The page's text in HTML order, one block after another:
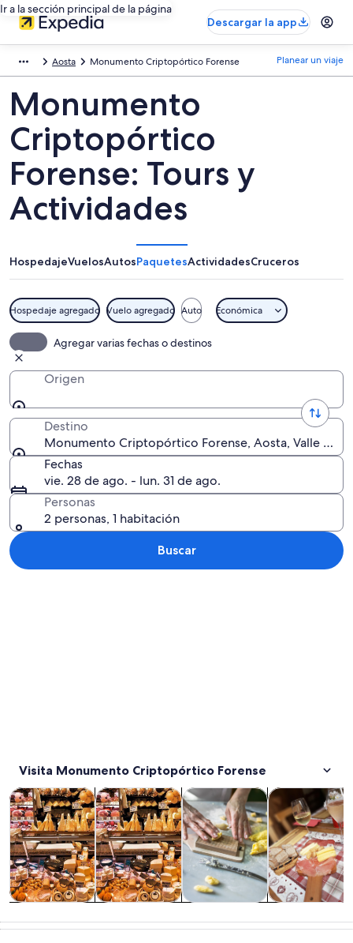
Ir a la sección principal de la página
Descargar la app
Aosta Monumento Criptopórtico Forense Planear un viaje
Monumento
Criptopórtico
Forense: Tours y
Actividades
HospedajeVuelosAutosPaquetesActividadesCruceros
Hospedaje agregado Vuelo agregado Auto Económica
Agregar varias fechas o destinos
Origen
Destino
Monumento Criptopórtico Forense, Aosta, Valle
Fechas
vie. 28 de ago. - lun. 31 de ago.
Personas
2 personas, 1 habitación
Buscar
Visita Monumento Criptopórtico Forense
bebidas y vida
Alimentos, bebidas y vida nocturna Se abrirá en una nueva
excursiones de
Tours y excursiones de un díaSe abrirá en
y
Tours privados y
historia
Cultura e